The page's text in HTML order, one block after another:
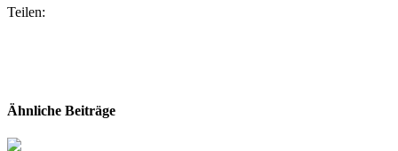
Teilen:
Ähnliche Beiträge